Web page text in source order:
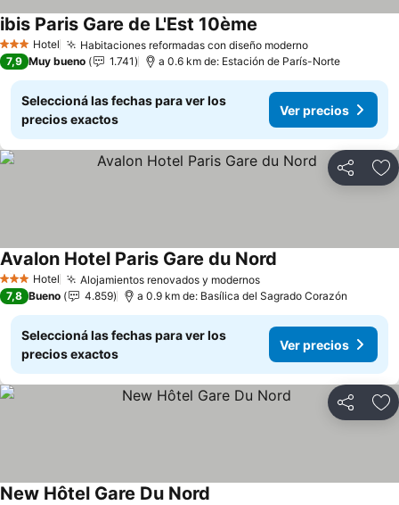
3 Estrellas
Hotel Habitaciones reformadas con diseño moderno
ibis Paris Gare de L'Est 10ème
7,9 Muy bueno 1.741 a 0.6 km de: Estación de París-Norte
Seleccioná las fechas para ver los
precios exactos
Ver precios
Compartir
3 Estrellas
Hotel Alojamientos renovados y modernos
Avalon Hotel Paris Gare du Nord
7,8 Bueno 4.859 a 0.9 km de: Basílica del Sagrado Corazón
Seleccioná las fechas para ver los
precios exactos
Ver precios
Compartir
New Hôtel Gare Du Nord